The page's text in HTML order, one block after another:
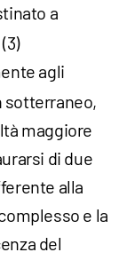
a
agli
maggiore
di due
alla
e la
del